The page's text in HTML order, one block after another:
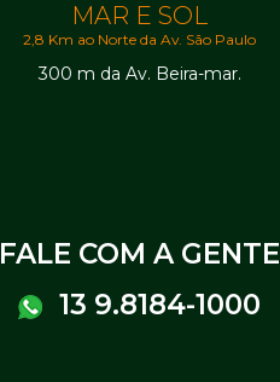
MAR E SOL
2,8 Km ao Norte da Av. São Paulo
300 m da Av. Beira-mar.
FALE COM A GENTE
13 9.8184-1000